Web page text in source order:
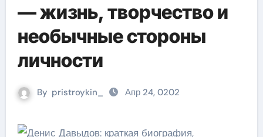
— жизнь, творчество и
необычные стороны
личности
By pristroykin_ Апр 24, 0202